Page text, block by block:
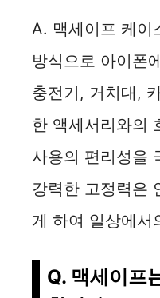
A. 맥세이프 케이
방식으로 아이폰
충전기, 거치대,
한 액세서리와의
사용의 편리성을
강력한 고정력은
게 하여 일상에서
Q. 맥세이프